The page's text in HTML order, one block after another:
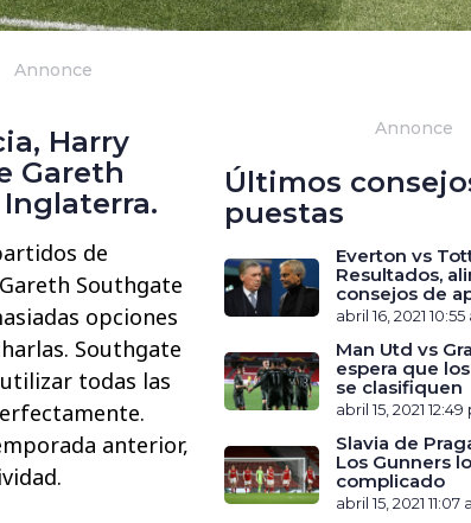
Annonce
Harry
Gareth
de
Southgate
opciones
Southgate
todas las
anterior,
Annonce
Últimos
puestas
Everton vs
Resultados,
consejos de
abril 16, 2021 10:55
Man Utd vs
espera que
se clasifiquen
abril 15, 2021 12:49
Slavia de
Los Gunners
complicado
abril 15, 2021 11:07